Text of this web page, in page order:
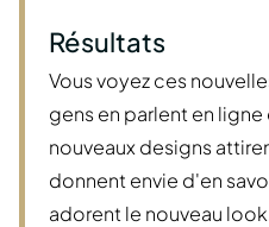
Résultats
Vous voyez ces
gens en parlent en
nouveaux designs
donnent envie d'en
adorent le nouveau